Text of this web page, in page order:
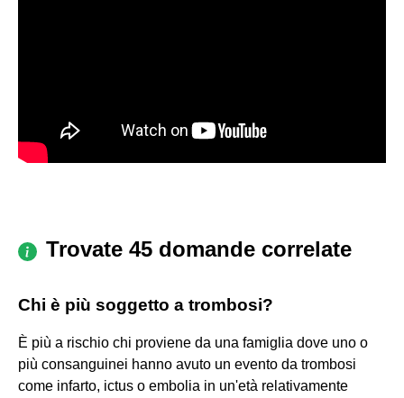
Trovate 45 domande correlate
Chi è più soggetto a trombosi?
È più a rischio chi proviene da una famiglia dove uno o
più consanguinei hanno avuto un evento da trombosi
come infarto, ictus o embolia in un'età relativamente